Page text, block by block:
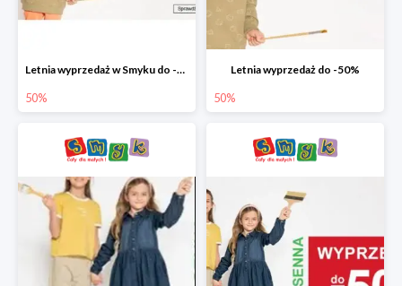
Letnia wyprzedaż w Smyku do -50%
50%
Letnia wyprzedaż do -50%
50%